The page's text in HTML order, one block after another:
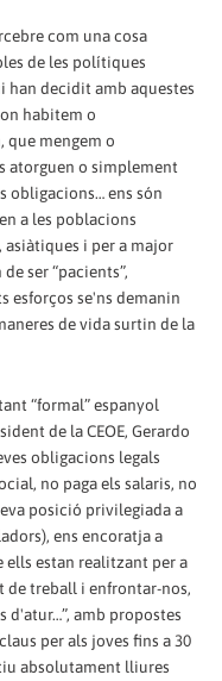
com una cosa
de les polítiques
han decidit amb aquestes
habitem o
que mengem o
atorguen o simplement
obligacions… ens són
a les poblacions
asiàtiques i per a major
ser “pacients”,
esforços se'ns demanin
de vida surtin de la
“formal” espanyol
de la CEOE, Gerardo
obligacions legals
no paga els salaris, no
posició privilegiada a
ens encoratja a
ells estan realitzant per a
de treball i enfrontar-nos,
d'atur…”, amb propostes
per als joves fins a 30
absolutament lliures